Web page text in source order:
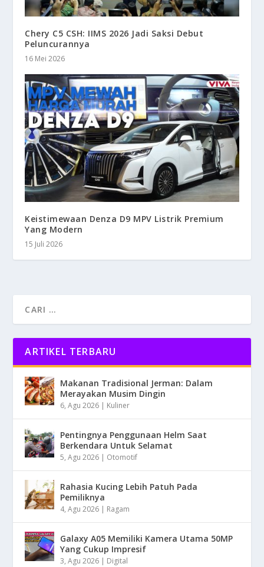
Chery C5 CSH: IIMS 2026 Jadi Saksi Debut
Peluncurannya
16 Mei 2026
Keistimewaan Denza D9 MPV Listrik Premium
Yang Modern
15 Juli 2026
ARTIKEL TERBARU
Makanan Tradisional Jerman: Dalam
Merayakan Musim Dingin
6, Agu 2026 Kuliner
Pentingnya Penggunaan Helm Saat
Berkendara Untuk Selamat
5, Agu 2026 Otomotif
Rahasia Kucing Lebih Patuh Pada
Pemiliknya
4, Agu 2026 Ragam
Galaxy A05 Memiliki Kamera Utama 50MP
Yang Cukup Impresif
3, Agu 2026 Digital